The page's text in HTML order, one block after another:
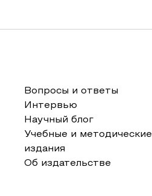
Вопросы и ответы
Интервью
Научный блог
Учебные и методические
издания
Об издательстве